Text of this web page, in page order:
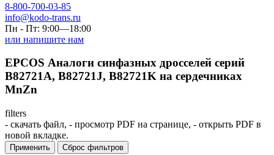
8-800-700-03-85
info@kodo-trans.ru
Пн - Пт: 9:00—18:00
или напишите нам
EPCOS Аналоги синфазных дросселей серий
B82721A, B82721J, B82721K на сердечниках
MnZn
filters
- скачать файл, - просмотр PDF на странице, - открыть PDF в
новой вкладке.
Применить Сброс фильтров